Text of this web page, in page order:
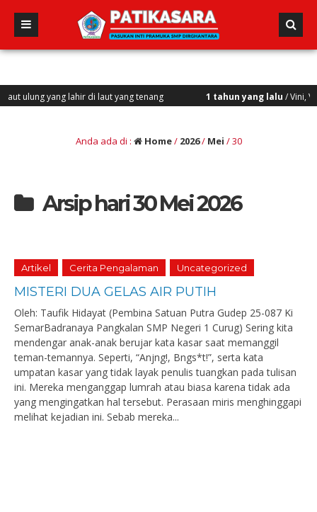
lahir di laut yang tenang 1 tahun yang lalu/ Vini, Vidi, Vici
Anda ada di : Home/ 2026/ Mei /30
Arsip hari 30 Mei 2026
Artikel Cerita Pengalaman Uncategorized
MISTERI DUA GELAS AIR PUTIH
Oleh: Taufik Hidayat (Pembina Satuan Putra Gudep 25-087 Ki
SemarBadranaya Pangkalan SMP Negeri 1 Curug) Sering kita
mendengar anak-anak berujar kata kasar saat memanggil
teman-temannya. Seperti, “Anjng!, Bngs*t!”, serta kata
umpatan kasar yang tidak layak penulis tuangkan pada tulisan
ini. Mereka menganggap lumrah atau biasa karena tidak ada
yang mengingatkan hal tersebut. Perasaan miris menghinggapi
melihat kejadian ini. Sebab mereka...